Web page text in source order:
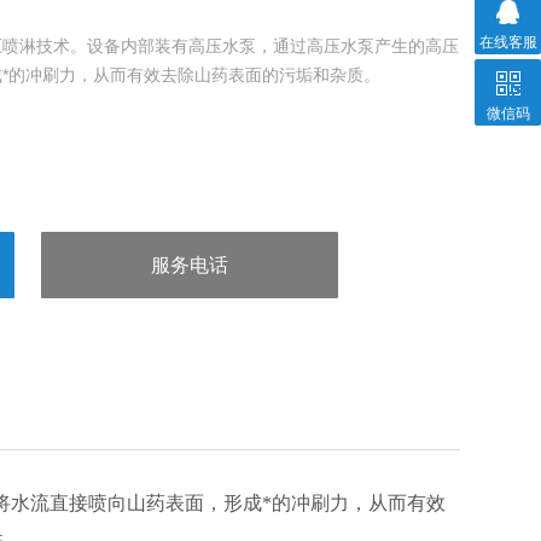
淋技术。设备内部装有高压水泵，通过高压水泵产生的高压
冲刷力，从而有效去除山药表面的污垢和杂质。
服务电话
水流直接喷向山药表面，形成*的冲刷力，从而有效
在线客服
微信码